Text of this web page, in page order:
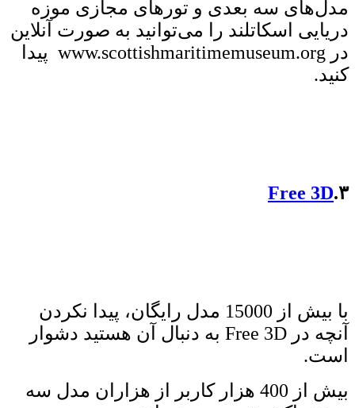
مدل‌های سه بعدی و تورهای مجازی موزه
دریایی اسکاتلند را می‌توانید به صورت آنلاین
در www.scottishmaritimemuseum.org پیدا
کنید.
۳. Free 3D
با بیش از 15000 مدل رایگان، پیدا نکردن
آنچه در Free 3D به دنبال آن هستید دشوار
است.
بیش از 400 هزار کاربر از هزاران مدل سه